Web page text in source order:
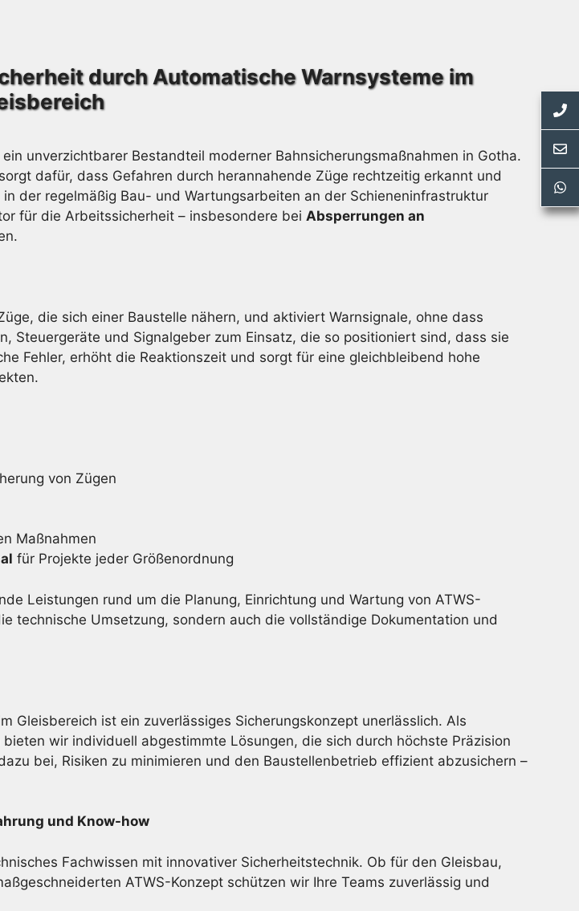
durch Automatische Warnsysteme im
unverzichtbarer Bestandteil moderner Bahnsicherungsmaßnahmen in Gotha.
dafür, dass Gefahren durch herannahende Züge rechtzeitig erkannt und
in der regelmäßig Bau- und Wartungsarbeiten an der Schieneninfrastruktur
für die Arbeitssicherheit – insbesondere bei Absperrungen an
die sich einer Baustelle nähern, und aktiviert Warnsignale, ohne dass
Steuergeräte und Signalgeber zum Einsatz, die so positioniert sind, dass sie
Fehler, erhöht die Reaktionszeit und sorgt für eine gleichbleibend hohe
von Zügen
Maßnahmen
für Projekte jeder Größenordnung
Leistungen rund um die Planung, Einrichtung und Wartung von ATWS-
technische Umsetzung, sondern auch die vollständige Dokumentation und
Gleisbereich ist ein zuverlässiges Sicherungskonzept unerlässlich. Als
bieten wir individuell abgestimmte Lösungen, die sich durch höchste Präzision
bei, Risiken zu minimieren und den Baustellenbetrieb effizient abzusichern –
und Know-how
Fachwissen mit innovativer Sicherheitstechnik. Ob für den Gleisbau,
ATWS-Konzept schützen wir Ihre Teams zuverlässig und